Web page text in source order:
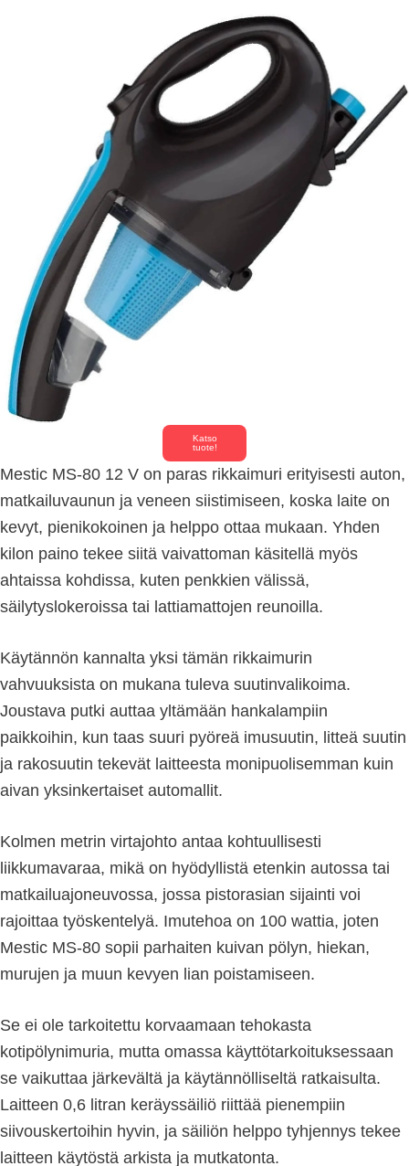
Katso
tuote!
Mestic MS-80 12 V on paras rikkaimuri erityisesti auton,
matkailuvaunun ja veneen siistimiseen, koska laite on
kevyt, pienikokoinen ja helppo ottaa mukaan. Yhden
kilon paino tekee siitä vaivattoman käsitellä myös
ahtaissa kohdissa, kuten penkkien välissä,
säilytyslokeroissa tai lattiamattojen reunoilla.
Käytännön kannalta yksi tämän rikkaimurin
vahvuuksista on mukana tuleva suutinvalikoima.
Joustava putki auttaa yltämään hankalampiin
paikkoihin, kun taas suuri pyöreä imusuutin, litteä suutin
ja rakosuutin tekevät laitteesta monipuolisemman kuin
aivan yksinkertaiset automallit.
Kolmen metrin virtajohto antaa kohtuullisesti
liikkumavaraa, mikä on hyödyllistä etenkin autossa tai
matkailuajoneuvossa, jossa pistorasian sijainti voi
rajoittaa työskentelyä. Imutehoa on 100 wattia, joten
Mestic MS-80 sopii parhaiten kuivan pölyn, hiekan,
murujen ja muun kevyen lian poistamiseen.
Se ei ole tarkoitettu korvaamaan tehokasta
kotipölynimuria, mutta omassa käyttötarkoituksessaan
se vaikuttaa järkevältä ja käytännölliseltä ratkaisulta.
Laitteen 0,6 litran keräyssäiliö riittää pienempiin
siivouskertoihin hyvin, ja säiliön helppo tyhjennys tekee
laitteen käytöstä arkista ja mutkatonta.